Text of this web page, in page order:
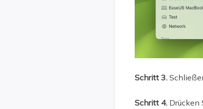
Schritt 3.
Schritt 4. Drücken